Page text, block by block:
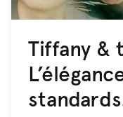
Tiffany &